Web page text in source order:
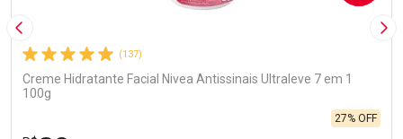
Imagem Anterior
(137)
Creme Hidratante Facial Nivea Antissinais Ultraleve 7 em 1
100g
27% OFF